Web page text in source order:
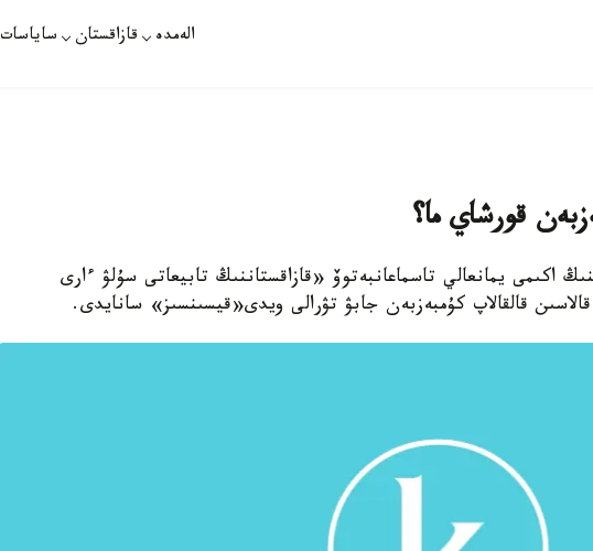
الەمدە قازاقستان ساياسات
قورشاي ما؟
اكىمى يمانعالي تاسماعانبەتوۆ «قازاقستاننىڭ تابيعاتى سۇلۋ ءارى
قالقالاپ كۇمبەزبەن جابۋ تۋرالى ويدى«قيسىنسىز» سانايدى.